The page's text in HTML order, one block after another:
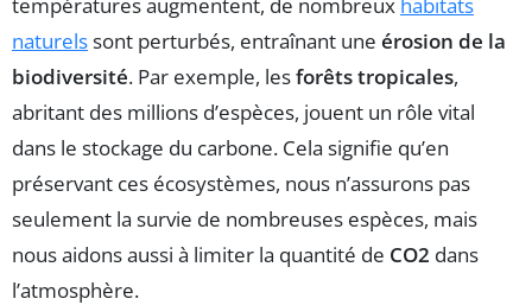
naturelssont perturbés, entraînant une érosion de la
biodiversité. Par exemple, lesforêts tropicales,
abritant des millions d’espèces, jouent un rôle vital
dans le stockage du carbone. Cela signifie qu’en
préservant ces écosystèmes, nous n’assurons pas
seulement la survie de nombreuses espèces, mais
nous aidons aussi à limiter la quantité de CO2 dans
l’atmosphère.